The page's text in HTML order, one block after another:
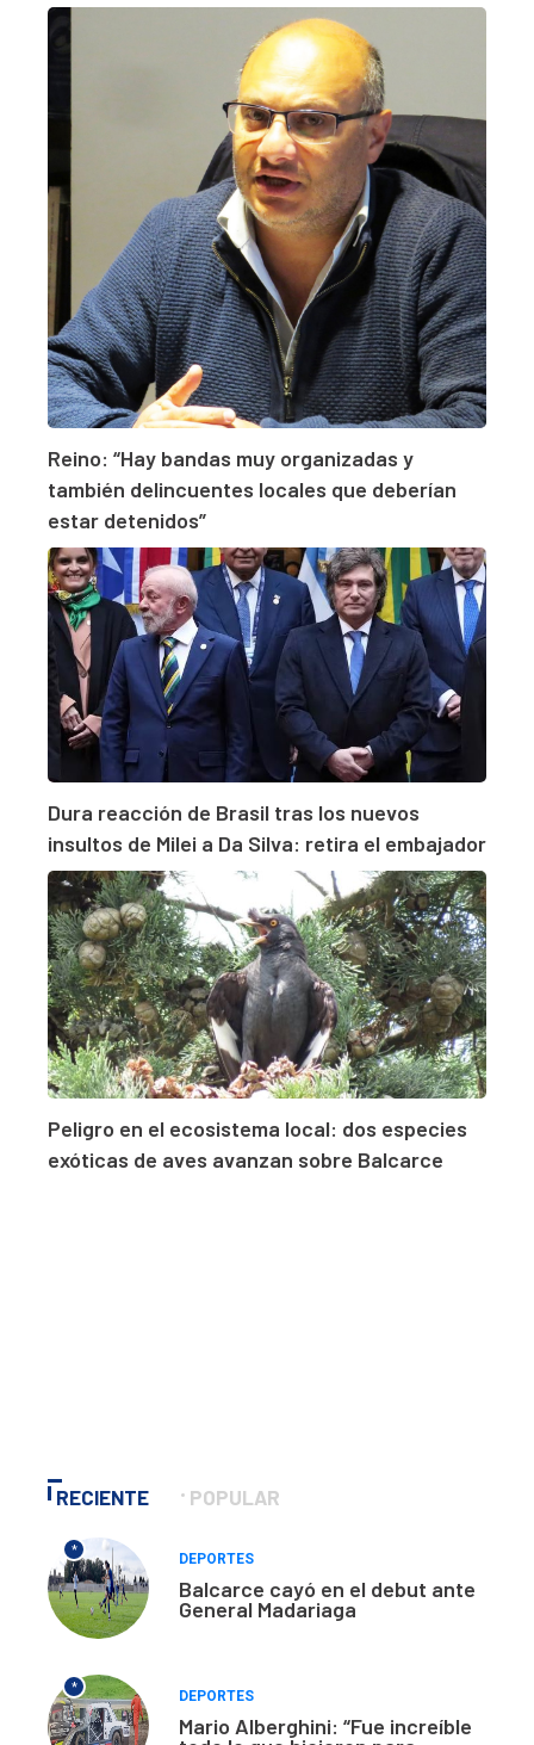
Reino: “Hay bandas muy organizadas y
también delincuentes locales que deberían
estar detenidos”
Dura reacción de Brasil tras los nuevos
insultos de Milei a Da Silva: retira el embajador
Peligro en el ecosistema local: dos especies
exóticas de aves avanzan sobre Balcarce
RECIENTE POPULAR
*
DEPORTES
Balcarce cayó en el debut ante
General Madariaga
*
DEPORTES
Mario Alberghini: “Fue increíble